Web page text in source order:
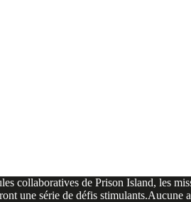
collaboratives de Prison Island, les
une série de défis stimulants.Aucune